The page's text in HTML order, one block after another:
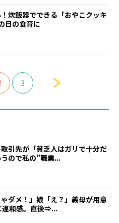
炊飯器でできる「おやこクッキ
日の食育に
3 ...
引先が「貧乏人はガリで十分だ
ので私の”職業...
ダメ！」娘「え？」義母が用意
違和感。直後⇒...